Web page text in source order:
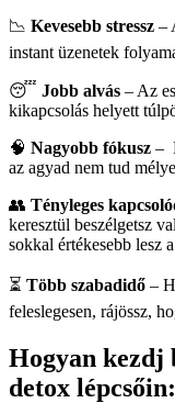
📉 Kevesebb stressz –
instant üzenetek
😴 Jobb alvás – Az
kikapcsolás helyett
🧠 Nagyobb fókusz –
az agyad nem tud
👥 Tényleges
keresztül beszélgetsz
sokkal értékesebb lesz
⏳ Több szabadidő –
feleslegesen, rájössz,
Hogyan kezdj
detox lépcsőin: